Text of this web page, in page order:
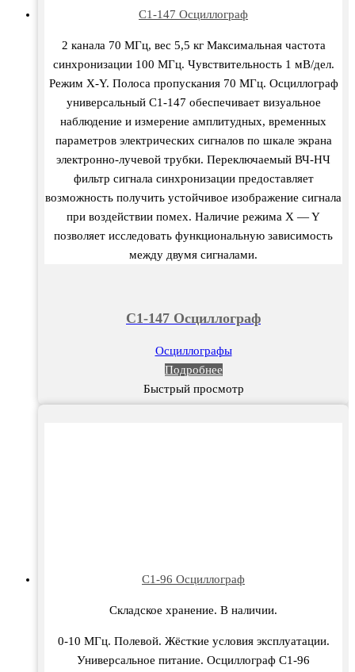
С1-147 Осциллограф
2 канала 70 МГц, вес 5,5 кг Максимальная частота
синхронизации 100 МГц. Чувствительность 1 мВ/дел.
Режим X-Y. Полоса пропускания 70 МГц. Осциллограф
универсальный С1-147 обеспечивает визуальное
наблюдение и измерение амплитудных, временных
параметров электрических сигналов по шкале экрана
электронно-лучевой трубки. Переключаемый ВЧ-НЧ
фильтр сигнала синхронизации предоставляет
возможность получить устойчивое изображение сигнала
при воздействии помех. Наличие режима X — Y
позволяет исследовать функциональную зависимость
между двумя сигналами.
С1-147 Осциллограф
Осциллографы
Подробнее
Быстрый просмотр
С1-96 Осциллограф
Складское хранение. В наличии.
0-10 МГц. Полевой. Жёсткие условия эксплуатации.
Универсальное питание. Осциллограф С1-96